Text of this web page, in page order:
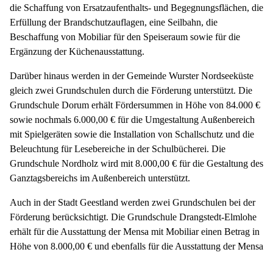
die Schaffung von Ersatzaufenthalts- und Begegnungsflächen, die
Erfüllung der Brandschutzauflagen, eine Seilbahn, die
Beschaffung von Mobiliar für den Speiseraum sowie für die
Ergänzung der Küchenausstattung.
Darüber hinaus werden in der Gemeinde Wurster Nordseeküste
gleich zwei Grundschulen durch die Förderung unterstützt. Die
Grundschule Dorum erhält Fördersummen in Höhe von 84.000 €
sowie nochmals 6.000,00 € für die Umgestaltung Außenbereich
mit Spielgeräten sowie die Installation von Schallschutz und die
Beleuchtung für Lesebereiche in der Schulbücherei. Die
Grundschule Nordholz wird mit 8.000,00 € für die Gestaltung des
Ganztagsbereichs im Außenbereich unterstützt.
Auch in der Stadt Geestland werden zwei Grundschulen bei der
Förderung berücksichtigt. Die Grundschule Drangstedt-Elmlohe
erhält für die Ausstattung der Mensa mit Mobiliar einen Betrag in
Höhe von 8.000,00 € und ebenfalls für die Ausstattung der Mensa